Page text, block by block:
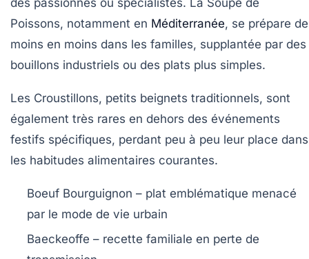
Poissons, notamment en Méditerranée, se prépare de
moins en moins dans les familles, supplantée par des
bouillons industriels ou des plats plus simples.
Les Croustillons, petits beignets traditionnels, sont
également très rares en dehors des événements
festifs spécifiques, perdant peu à peu leur place dans
les habitudes alimentaires courantes.
Boeuf Bourguignon – plat emblématique menacé
par le mode de vie urbain
Baeckeoffe – recette familiale en perte de